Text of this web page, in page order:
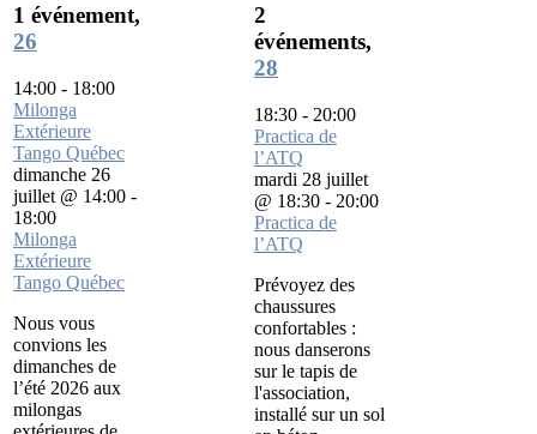
1 événement,
26
14:00 - 18:00
Milonga
Extérieure
Tango Québec
dimanche 26
juillet @ 14:00 -
18:00
Milonga
Extérieure
Tango Québec
Nous vous
convions les
dimanches de
l’été 2026 aux
milongas
2
événements,
28
18:30 - 20:00
Practica de
l’ATQ
mardi 28 juillet
@ 18:30 - 20:00
Practica de
l’ATQ
Prévoyez des
chaussures
confortables :
nous danserons
sur le tapis de
l'association,
installé sur un sol